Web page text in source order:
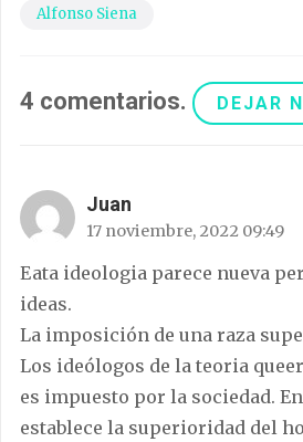
Alfonso Siena
4 comentarios. DEJAR
Juan
17 noviembre, 2022 09:49
Eata ideologia parece nueva
ideas.
La imposición de una raza
Los ideólogos de la teoria
es impuesto por la sociedad.
establece la superioridad del